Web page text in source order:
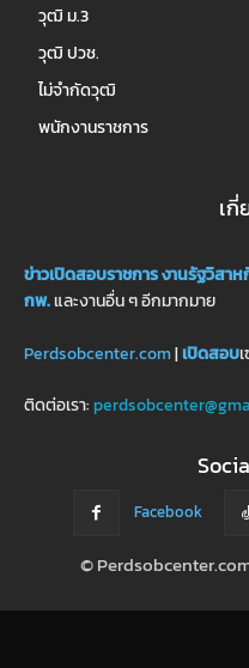
วุฒิ ม.3
วุฒิ ปวช.
ไม่จำกัดวุฒิ
พนักงานราชการ
เกี่
ข่าวเปิดสอบราชการงานรัฐวิสา
กพ.และงานอื่น ๆ อีกมากมาย
Perdsobcenter.com|เปิดสอบ
ติดต่อเรา:
Facebook
©